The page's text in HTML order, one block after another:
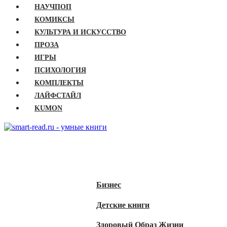
НАУЧПОП
КОМИКСЫ
КУЛЬТУРА И ИСКУССТВО
ПРОЗА
ИГРЫ
ПСИХОЛОГИЯ
КОМПЛЕКТЫ
ЛАЙФСТАЙЛ
KUMON
Бизнес
Детские книги
Здоровый Образ Жизни